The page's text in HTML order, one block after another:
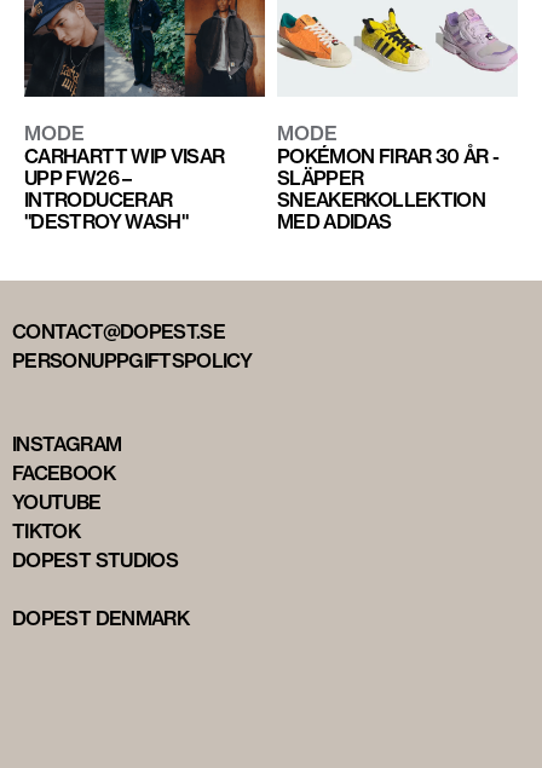
MODE
CARHARTT WIP VISAR
UPP FW26 –
INTRODUCERAR
"DESTROY WASH"
MODE
POKÉMON FIRAR 30 ÅR -
SLÄPPER
SNEAKERKOLLEKTION
MED ADIDAS
CONTACT@DOPEST.SE
PERSONUPPGIFTSPOLICY
INSTAGRAM
FACEBOOK
YOUTUBE
TIKTOK
DOPEST STUDIOS
DOPEST DENMARK